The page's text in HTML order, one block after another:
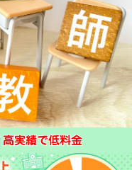
高実績で低料金